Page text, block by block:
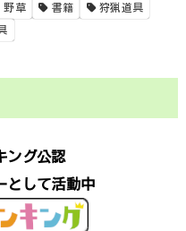
野草 書籍 狩猟道具
ング公認
として活動中